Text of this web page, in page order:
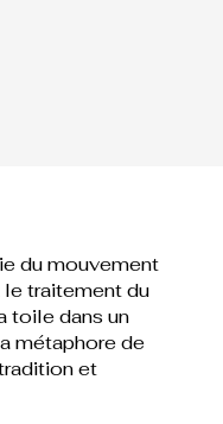
du mouvement
traitement du
toile dans un
métaphore de
et